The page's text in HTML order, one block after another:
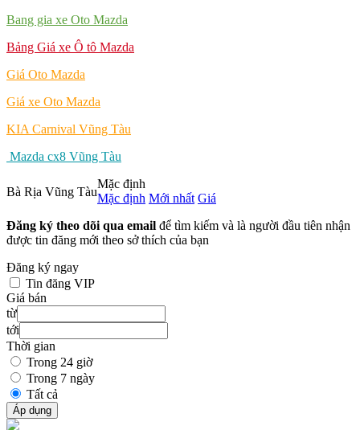
Bang gia xe Oto Mazda
Bảng Giá xe Ô tô Mazda
Giá Oto Mazda
Giá xe Oto Mazda
KIA Carnival Vũng Tàu
Mazda cx8 Vũng Tàu
Bà Rịa Vũng Tàu
Mặc định
Mặc định Mới nhất Giá
Đăng ký theo dõi qua email để tìm kiếm và là người đầu tiên nhận
được tin đăng mới theo sở thích của bạn
Đăng ký ngay
Tin đăng VIP
Giá bán
từ
tới
Thời gian
Trong 24 giờ
Trong 7 ngày
Tất cả
Áp dụng